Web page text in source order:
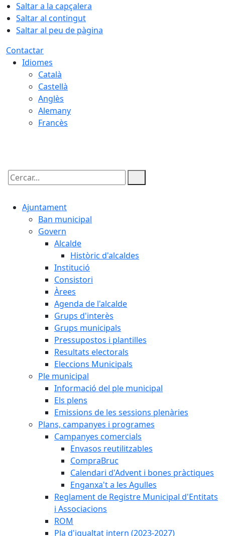
Saltar a la capçalera
Saltar al contingut
Saltar al peu de pàgina
Contactar
Idiomes
Català
Castellà
Anglès
Alemany
Francès
Cercar:
Ajuntament
Ban municipal
Govern
Alcalde
Històric d'alcaldes
Institució
Consistori
Àrees
Agenda de l'alcalde
Grups d'interès
Grups municipals
Pressupostos i plantilles
Resultats electorals
Eleccions Municipals
Ple municipal
Informació del ple municipal
Els plens
Emissions de les sessions plenàries
Plans, campanyes i programes
Campanyes comercials
Envasos reutilitzables
CompraBruc
Calendari d'Advent i bones pràctiques
Enganxa't a les Agulles
Reglament de Registre Municipal d'Entitats
i Associacions
ROM
Pla d'igualtat intern (2023-2027)